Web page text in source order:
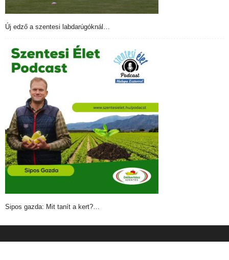
Új edző a szentesi labdarúgóknál…
Sipos gazda: Mit tanít a kert?…